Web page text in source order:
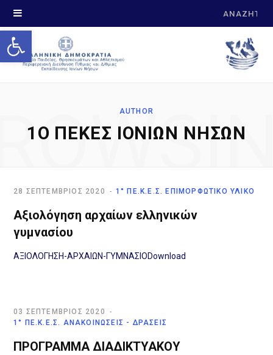
Open toolbar
Search
AUTHOR
1O ΠΕΚΕΣ ΙΟΝΊΩΝ ΝΉΣΩΝ
1° ΠΕ.Κ.Ε.Σ. ΕΠΙΜΟΡΦΩΤΙΚΌ ΥΛΙΚΌ
28 ΣΕΠΤΈΜΒΡΙΟΣ 2020
Αξιολόγηση αρχαίων ελληνικών
γυμνασίου
ΑΞΙΟΛΟΓΗΣΗ-ΑΡΧΑΙΩΝ-ΓΥΜΝΑΣΙΟDownload
1° ΠΕ.Κ.Ε.Σ. ΑΝΑΚΟΙΝΏΣΕΙΣ - ΔΡΆΣΕΙΣ
03 ΣΕΠΤΈΜΒΡΙΟΣ 2020
ΠΡΟΓΡΑΜΜΑ ΔΙΑΔΙΚΤΥΑΚΟΥ